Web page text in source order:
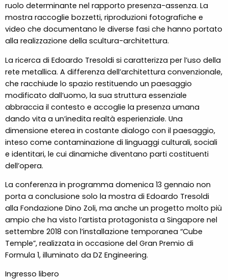
ruolo determinante nel rapporto presenza-assenza. La
mostra raccoglie bozzetti, riproduzioni fotografiche e
video che documentano le diverse fasi che hanno portato
alla realizzazione della scultura-architettura.
La ricerca di Edoardo Tresoldi si caratterizza per l’uso della
rete metallica. A differenza dell’architettura convenzionale,
che racchiude lo spazio restituendo un paesaggio
modificato dall’uomo, la sua struttura essenziale
abbraccia il contesto e accoglie la presenza umana
dando vita a un’inedita realtà esperienziale. Una
dimensione eterea in costante dialogo con il paesaggio,
inteso come contaminazione di linguaggi culturali, sociali
e identitari, le cui dinamiche diventano parti costituenti
dell’opera.
La conferenza in programma domenica 13 gennaio non
porta a conclusione solo la mostra di Edoardo Tresoldi
alla Fondazione Dino Zoli, ma anche un progetto molto più
ampio che ha visto l’artista protagonista a Singapore nel
settembre 2018 con l’installazione temporanea “Cube
Temple”, realizzata in occasione del Gran Premio di
Formula 1, illuminato da DZ Engineering.
Ingresso libero